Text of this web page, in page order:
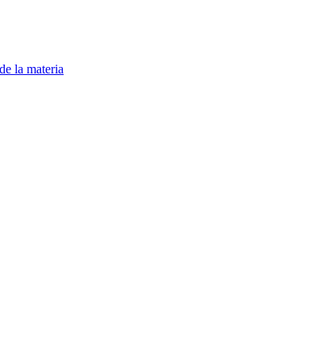
la materia